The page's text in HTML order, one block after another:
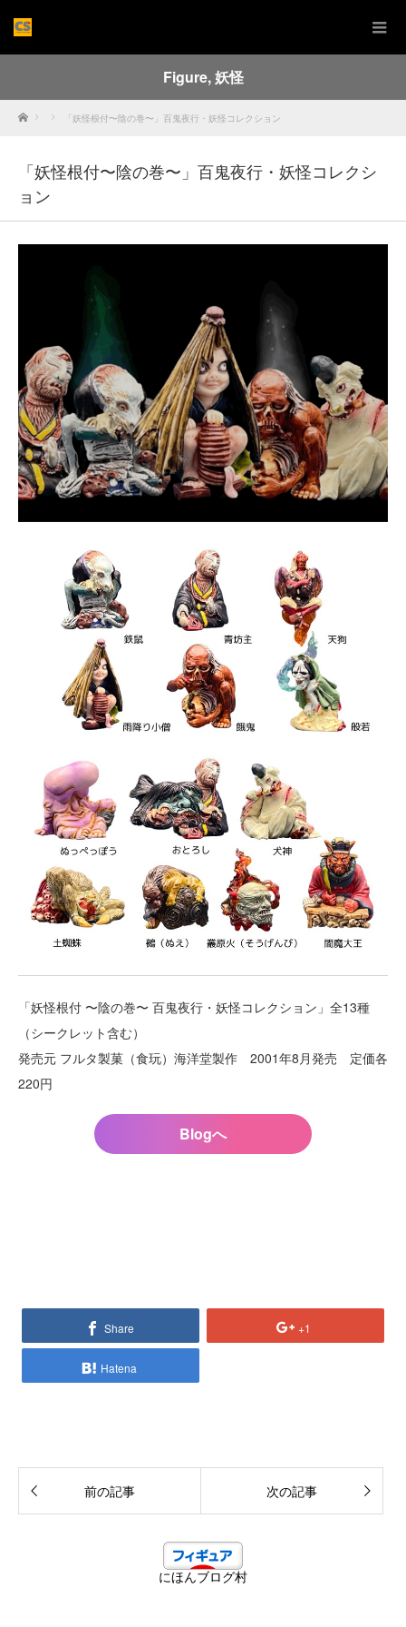
Figure,妖怪
Home 「妖怪根付〜陰の巻〜」百鬼夜行・妖怪コレクション
「妖怪根付〜陰の巻〜」百鬼夜行・妖怪コレクシ
ョン
「妖怪根付 〜陰の巻〜 百鬼夜行・妖怪コレクション」全13種
（シークレット含む）
発売元 フルタ製菓（食玩）海洋堂製作 2001年8月発売 定価各
220円
Blogへ
Share +1
Hatena
前の記事 次の記事
にほんブログ村